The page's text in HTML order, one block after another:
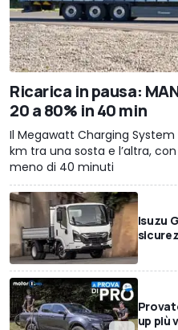
Ricarica in pausa:
20 a 80% in 40 min
Il Megawatt Charging
km tra una sosta e l’altra,
meno di 40 minuti
Isuzu
up più